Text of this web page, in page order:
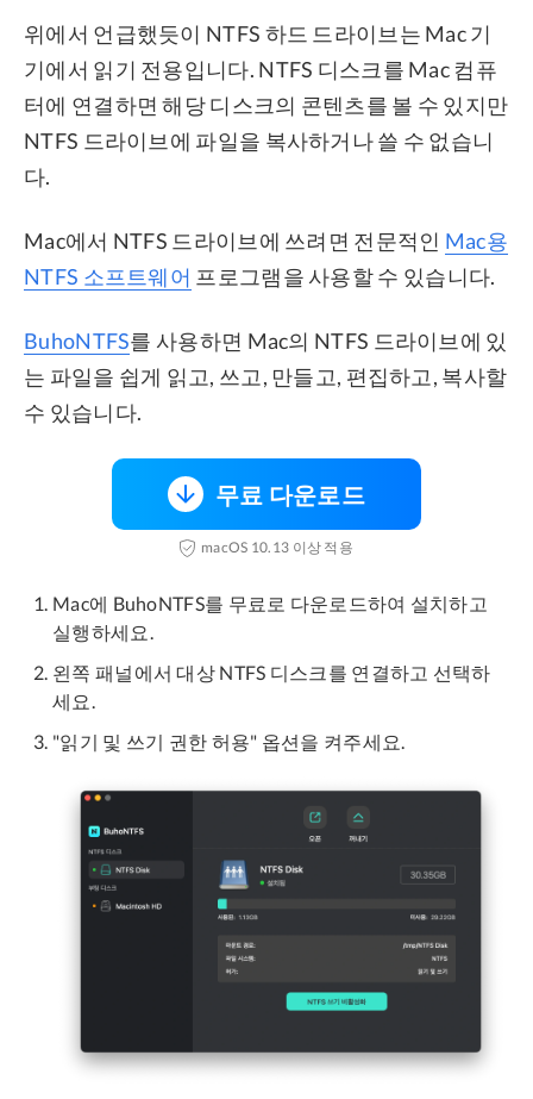
위에서 언급했듯이 NTFS 하드 드라이브는 Mac 기
기에서 읽기 전용입니다. NTFS 디스크를 Mac 컴퓨
터에 연결하면 해당 디스크의 콘텐츠를 볼 수 있지만
NTFS 드라이브에 파일을 복사하거나 쓸 수 없습니
다.
Mac에서 NTFS 드라이브에 쓰려면 전문적인 Mac용
NTFS 소프트웨어 프로그램을 사용할 수 있습니다.
BuhoNTFS를 사용하면 Mac의 NTFS 드라이브에 있
는 파일을 쉽게 읽고, 쓰고, 만들고, 편집하고, 복사할
수 있습니다.
무료 다운로드
macOS 10.13 이상 적용
Mac에 BuhoNTFS를 무료로 다운로드하여 설치하고
실행하세요.
왼쪽 패널에서 대상 NTFS 디스크를 연결하고 선택하
세요.
"읽기 및 쓰기 권한 허용" 옵션을 켜주세요.